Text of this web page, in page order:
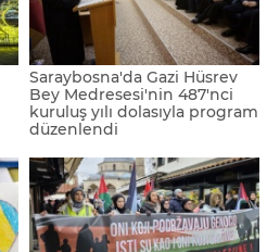
Saraybosna'da Gazi Hüsrev
Bey Medresesi'nin 487'nci
kuruluş yılı dolasıyla program
düzenlendi